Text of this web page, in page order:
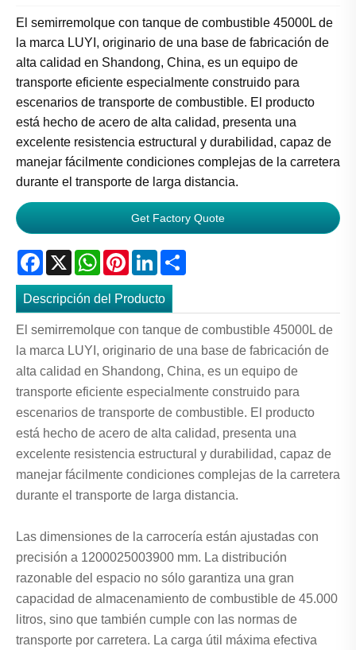
El semirremolque con tanque de combustible 45000L de
la marca LUYI, originario de una base de fabricación de
alta calidad en Shandong, China, es un equipo de
transporte eficiente especialmente construido para
escenarios de transporte de combustible. El producto
está hecho de acero de alta calidad, presenta una
excelente resistencia estructural y durabilidad, capaz de
manejar fácilmente condiciones complejas de la carretera
durante el transporte de larga distancia.
Get Factory Quote
Facebook
X WhatsApp
PinterestLinkedIn
Descripción del Producto
El semirremolque con tanque de combustible 45000L de
la marca LUYI, originario de una base de fabricación de
alta calidad en Shandong, China, es un equipo de
transporte eficiente especialmente construido para
escenarios de transporte de combustible. El producto
está hecho de acero de alta calidad, presenta una
excelente resistencia estructural y durabilidad, capaz de
manejar fácilmente condiciones complejas de la carretera
durante el transporte de larga distancia.
Las dimensiones de la carrocería están ajustadas con
precisión a 1200025003900 mm. La distribución
razonable del espacio no sólo garantiza una gran
capacidad de almacenamiento de combustible de 45.000
litros, sino que también cumple con las normas de
transporte por carretera. La carga útil máxima efectiva